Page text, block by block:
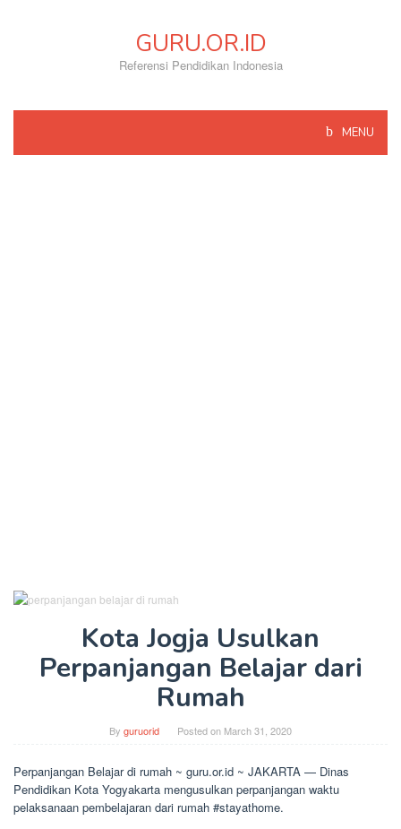
GURU.OR.ID
Referensi Pendidikan Indonesia
MENU
Kota Jogja Usulkan
Perpanjangan Belajar dari
Rumah
By guruorid Posted on March 31, 2020
Perpanjangan Belajar di rumah ~ guru.or.id ~ JAKARTA — Dinas
Pendidikan Kota Yogyakarta mengusulkan perpanjangan waktu
pelaksanaan pembelajaran dari rumah #stayathome.